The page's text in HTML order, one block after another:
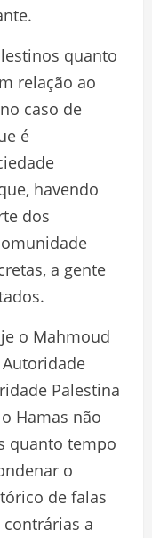
quanto
relação ao
caso de
é
havendo
dos
a gente
o Mahmoud
Palestina
Hamas não
quanto tempo
o
de falas
a